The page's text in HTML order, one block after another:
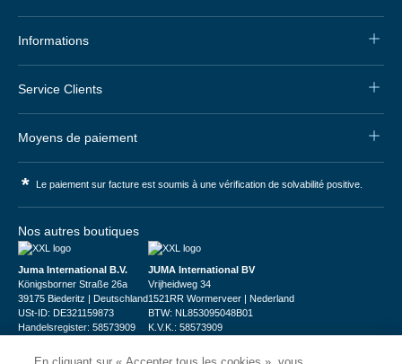
Informations
Service Clients
Moyens de paiement
* Le paiement sur facture est soumis à une vérification de solvabilité positive.
Nos autres boutiques
Juma International B.V.
Königsborner Straße 26a
39175 Biederitz | Deutschland
USt-ID: DE321159873
Handelsregister: 58573909
JUMA International BV
Vrijheidweg 34
1521RR Wormerveer | Nederland
BTW: NL853095048B01
K.V.K.: 58573909